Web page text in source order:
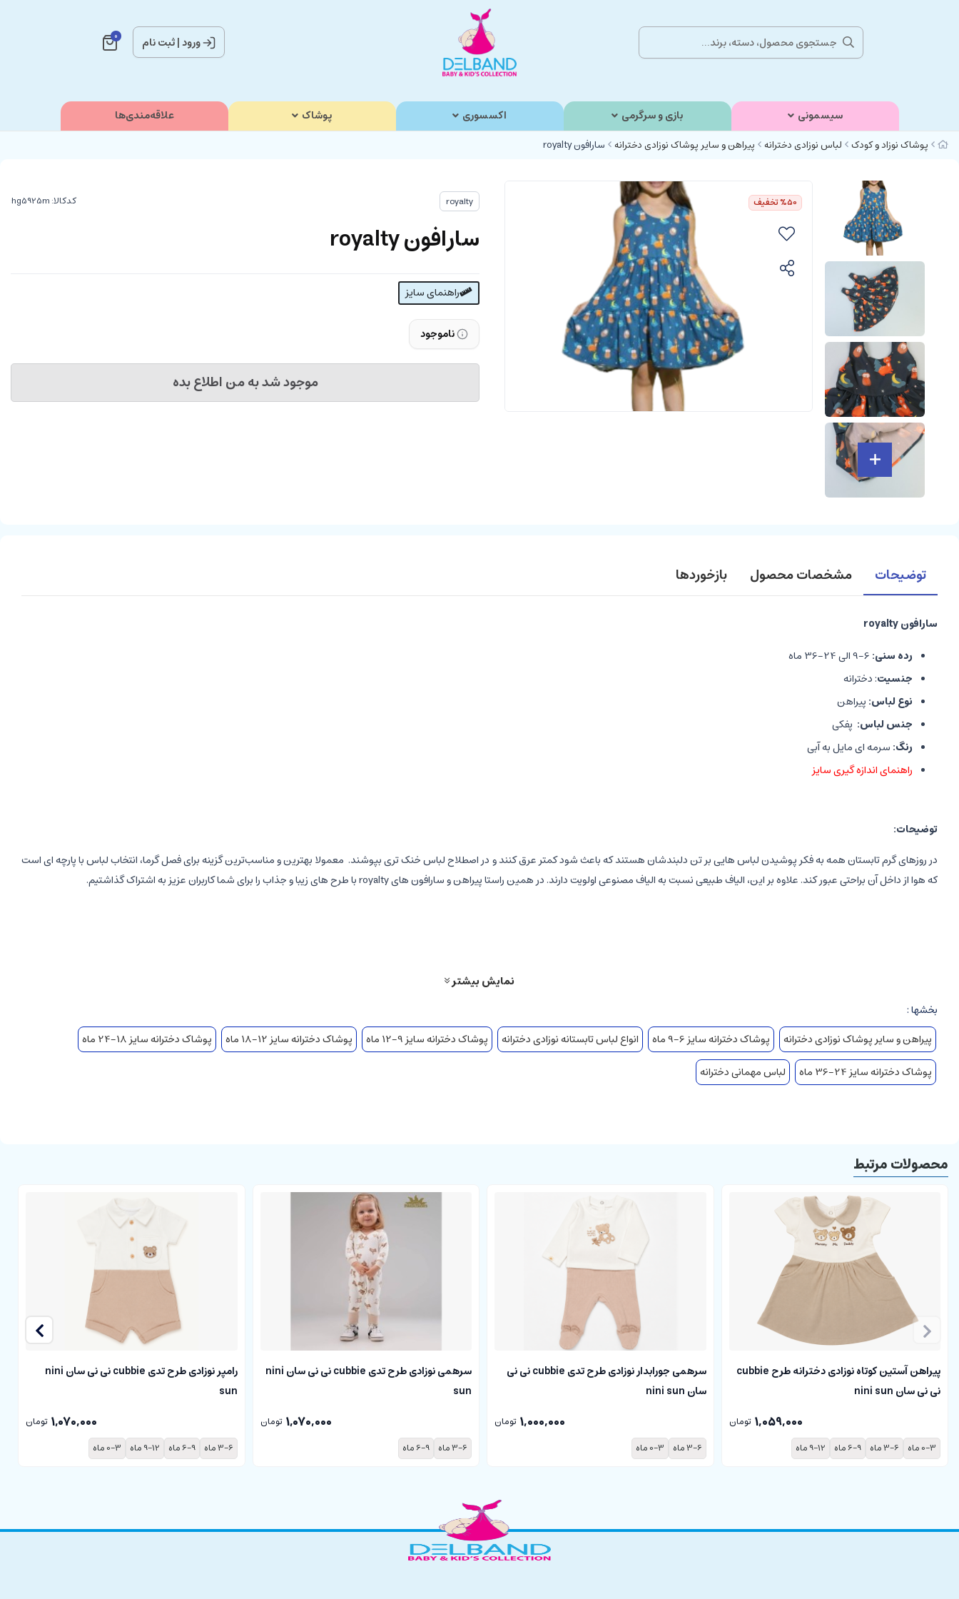
ورود|ثبت نام 0
سیسمونی بازی و سرگرمی اکسسوری پوشاک علاقه‌مندی‌ها
پوشاک نوزاد و کودک لباس نوزادی دخترانه پیراهن و سایر پوشاک نوزادی دخترانه سارافون royalty
%50تخفیف royalty کدکالا:
سارافون royalty
راهنمای سایز
ناموجود
موجود شد به من اطلاع بده
توضیحات مشخصات محصول بازخوردها
سارافون royalty
رده سنی:
جنسیت: دخترانه
نوع لباس: پیراهن
جنس لباس: پفکی
رنگ: سرمه ای مایل به آبی
راهنمای اندازه گیری سایز
توضیحات:
در روزهای گرم تابستان همه به فکر پوشیدن لباس هایی بر تن دلبندشان هستند که باعث شود کمتر عرق کنند و در اصطلاح لباس خنک تری بپوشند. معمولا بهترین و مناسب‌ترین گزینه برای فصل گرما، انتخاب لباس با پارچه ای است
که هوا از داخل آن براحتی عبور کند. علاوه بر این، الیاف طبیعی نسبت به الیاف مصنوعی اولویت دارند. در همین راستا پیراهن و سارافون های royalty با طرح های زیبا و جذاب را برای شما کاربران عزیز به اشتراک گذاشتیم.
نمایش بیشتر
بخشها :
پیراهن و سایر پوشاک نوزادی دخترانه
پوشاک دخترانه سایز 6-9 ماه انواع لباس تابستانه نوزادی دخترانه پوشاک دخترانه سایز 9-12 ماه پوشاک دخترانه سایز 12-18 ماه
پوشاک دخترانه سایز 18-24 ماه
پوشاک دخترانه سایز 24-36 ماه
لباس مهمانی دخترانه
محصولات مرتبط
پیراهن آستین کوتاه نوزادی دخترانه طرح cubbie
نی نی سان nini sun
1,059,000 تومان
0-3 ماه
3-6 ماه 6-9 ماه 9-12 ماه
سرهمی جورابدار نوزادی طرح تدی cubbie نی نی
سان nini sun
1,000,000 تومان
3-6 ماه
0-3 ماه
سرهمی نوزادی طرح تدی cubbie نی نی سان nini
sun
1,070,000 تومان
3-6 ماه
6-9 ماه
رامپر نوزادی طرح تدی cubbie نی نی سان nini
sun
1,070,000 تومان
3-6 ماه
6-9 ماه 9-12 ماه 0-3 ماه